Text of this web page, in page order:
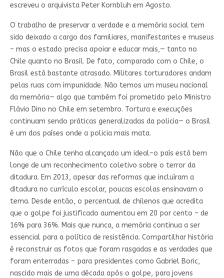
escreveu o arquivista Peter Kornbluh em Agosto.
O trabalho de preservar a verdade e a memória social tem
sido deixado a cargo dos familiares, manifestantes e museus
– mas o estado precisa apoiar e educar mais,— tanto no
Chile quanto no Brasil. De fato, comparado com o Chile, o
Brasil está bastante atrasado. Militares torturadores andam
pelas ruas com impunidade. Não temos um museu nacional
da memória— algo que também foi prometido pelo Ministro
Flávio Dino no Chile em setembro. Tortura e execuções
continuam sendo práticas generalizadas da policia— o Brasil
é um dos países onde a policia mais mata.
Não que o Chile tenha alcançado um ideal–o país está bem
longe de um reconhecimento coletivo sobre o terror da
ditadura. Em 2013, apesar das reformas que incluíram a
ditadura no currículo escolar, poucas escolas ensinavam o
tema. Desde então, o percentual de chilenos que acredita
que o golpe foi justificado aumentou em 20 por cento – de
16% para 36%. Mais que nunca, a memória continua a ser
essencial para a política de resistência. Compartilhar história
é reconstruir as fotos que foram rasgadas e as verdades que
foram enterradas – para presidentes como Gabriel Boric,
nascido mais de uma década após o golpe, para jovens